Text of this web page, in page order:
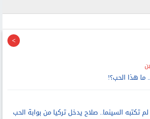
هذا الحب؟!
تكتبه السينما.. صلاح يدخل تركيا من بوابة الحب